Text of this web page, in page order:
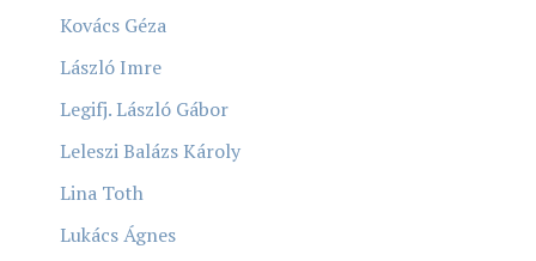
Kovács Géza
László Imre
Legifj. László Gábor
Leleszi Balázs Károly
Lina Toth
Lukács Ágnes